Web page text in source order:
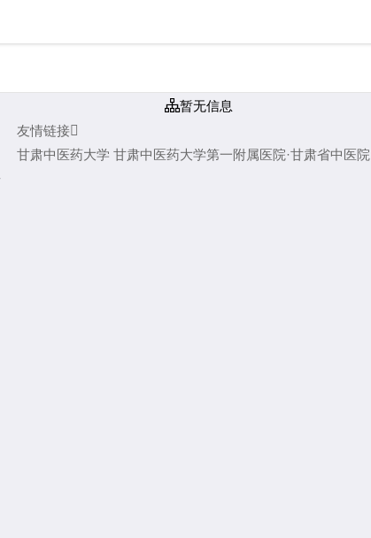
暂无信息
友情链接
甘肃中医药大学 甘肃中医药大学第一附属医院·甘肃省中医院